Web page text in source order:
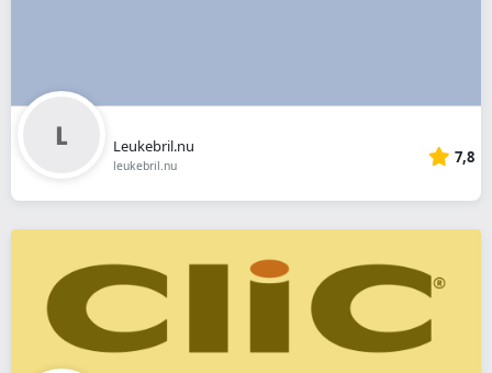
Leukebril.nu
leukebril.nu 7,8